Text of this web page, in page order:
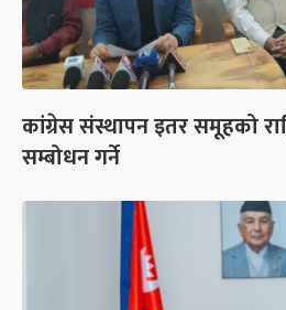
कांग्रेस संस्थापन इतर समूहको
सम्बोधन गर्ने